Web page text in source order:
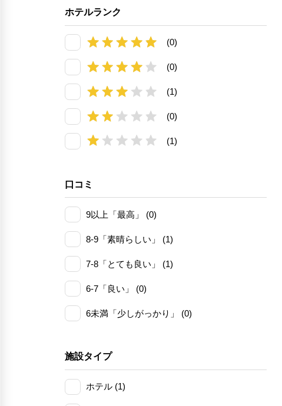
ホテルランク
(0)
(0)
(1)
(0)
(1)
口コミ
9以上「最高」 (0)
8-9「素晴らしい」 (1)
7-8「とても良い」 (1)
6-7「良い」 (0)
6未満「少しがっかり」 (0)
施設タイプ
ホテル (1)